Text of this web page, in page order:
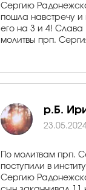
Сергию
пошла навстречу и
его на 3 и 4! Слава
молитвы прп.
р.Б.
По молитвам прп.
поступили в
Сергию